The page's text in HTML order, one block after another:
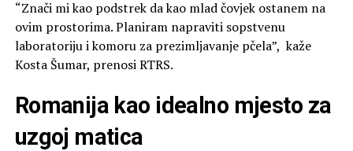
“Znači mi kao podstrek da kao mlad čovjek ostanem na
ovim prostorima. Planiram napraviti sopstvenu
laboratoriju i komoru za prezimljavanje pčela”, kaže
Kosta Šumar, prenosi RTRS.
Romanija kao idealno mjesto za
uzgoj matica